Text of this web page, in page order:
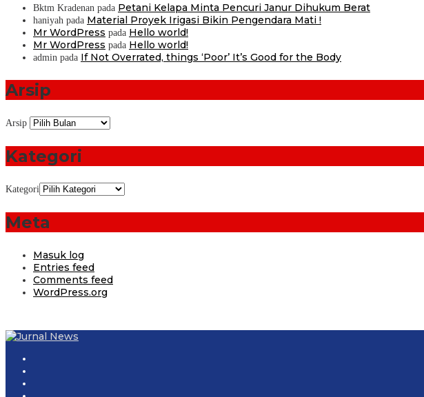
Bktm Kradenan pada Petani Kelapa Minta Pencuri Janur Dihukum Berat
haniyah pada Material Proyek Irigasi Bikin Pengendara Mati !
Mr WordPress pada Hello world!
Mr WordPress pada Hello world!
admin pada If Not Overrated, things ‘Poor’ It’s Good for the Body
Arsip
Arsip
Kategori
Kategori
Meta
Masuk log
Entries feed
Comments feed
WordPress.org